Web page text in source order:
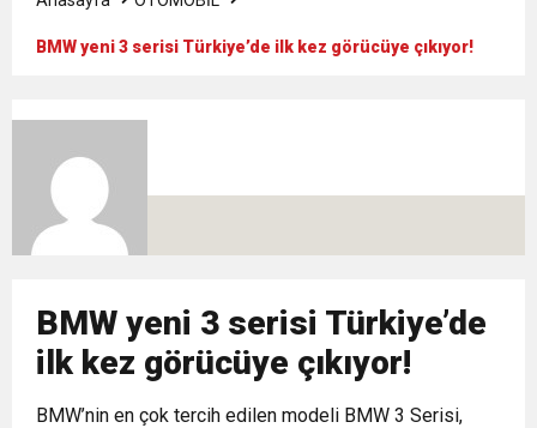
BMW yeni 3 serisi Türkiye’de ilk kez görücüye çıkıyor!
BMW yeni 3 serisi Türkiye’de
ilk kez görücüye çıkıyor!
BMW’nin en çok tercih edilen modeli BMW 3 Serisi,